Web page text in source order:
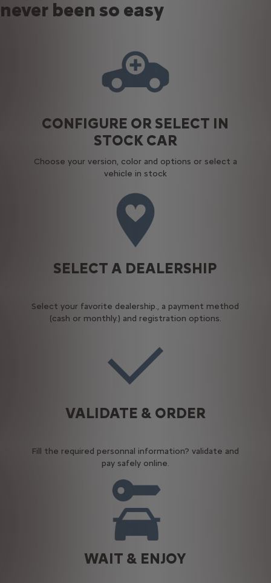
never been so easy
CONFIGURE OR SELECT IN
STOCK CAR
Choose your version, color and options or select a
vehicle in stock
SELECT A DEALERSHIP
Select your favorite dealership., a payment method
(cash or monthly.) and registration options.
VALIDATE & ORDER
Fill the required personnal information? validate and
pay safely online.
WAIT & ENJOY